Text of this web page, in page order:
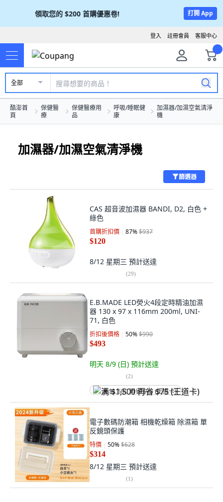
領取您的 $200 首購優惠卷! 打開 App
客服中心
註冊會員
登入
全部
酷澎首
頁
保健醫
療
保健醫療用
品
呼吸/睡眠健
康
加濕器/加濕空氣清淨
機
加濕器/加濕空氣清淨機
篩選器
CAS 超音波加濕器 BANDI, D2, 白色 +
綠色
首購折扣價 87%$937
$120
8/12 星期三 預計送達
(29)
E.B.MADE LED熒火4段定時精油加濕
器 130 x 97 x 116mm 200ml, UNI-
71, 白色
折扣後價格 50%$990
$493
明天 8/9 (日) 預計送達
(2)
满 $1,500 再省 $75 (王道卡)
電子數碼防潮箱 相機乾燥箱 除濕箱 單
反鏡頭保護
特價 50%$628
$314
8/12 星期三 預計送達
(1)